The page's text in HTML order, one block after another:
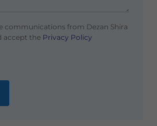
communications from Dezan Shira
accept thePrivacy Policy